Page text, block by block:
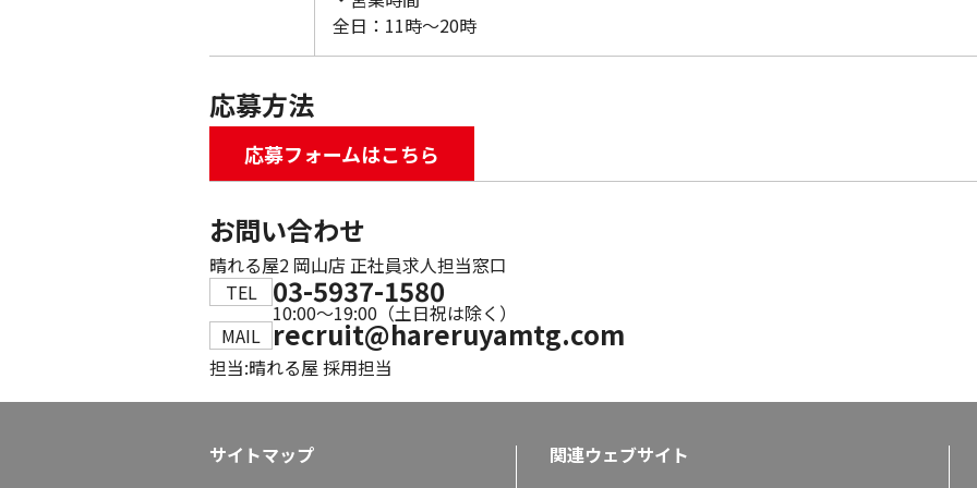
全日：11時～20時
応募方法
応募フォームはこちら
お問い合わせ
晴れる屋2 岡山店 正社員求人担当窓口
TEL
03-5937-1580
10:00～19:00（土日祝は除く）
MAIL recruit@hareruyamtg.com
担当:晴れる屋 採用担当
サイトマップ 関連ウェブサイト